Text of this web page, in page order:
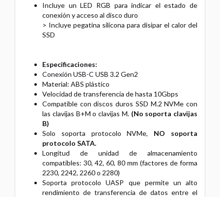
Incluye un LED RGB para indicar el estado de
conexión y acceso al disco duro
> Incluye pegatina silicona para disipar el calor del
SSD
Especificaciones:
Conexión USB-C USB 3.2 Gen2
Material: ABS plástico
Velocidad de transferencia de hasta 10Gbps
Compatible con discos duros SSD M.2 NVMe con
las clavijas B+M o clavijas M. (No soporta clavijas
B)
Solo soporta protocolo NVMe, NO soporta
protocolo SATA.
Longitud de unidad de almacenamiento
compatibles: 30, 42, 60, 80 mm (factores de forma
2230, 2242, 2260 o 2280)
Soporta protocolo UASP que permite un alto
rendimiento de transferencia de datos entre el